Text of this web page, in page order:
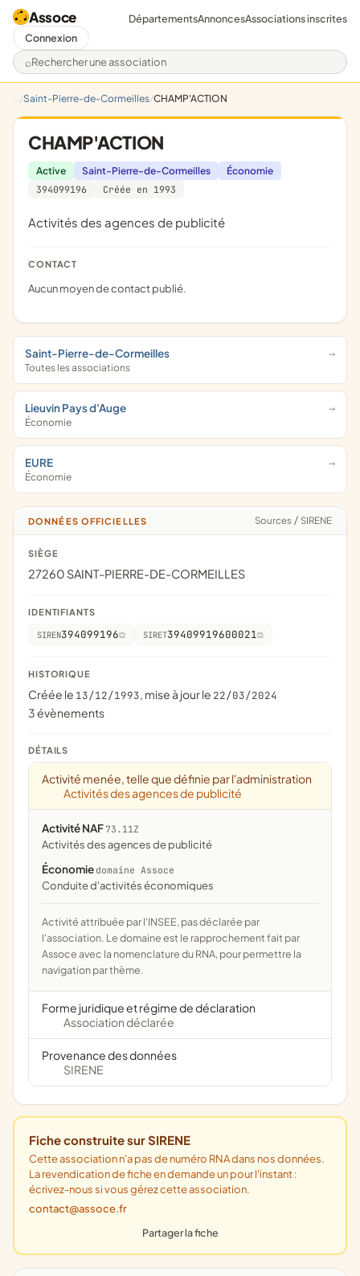
Assoce
Rechercher une association
DépartementsAnnoncesAssociations inscrites
Connexion
Saint-Pierre-de-Cormeilles CHAMP'ACTION
CHAMP'ACTION
Active Saint-Pierre-de-Cormeilles
Économie
394099196
Créée en 1993
Activités des agences de publicité
CONTACT
Aucun moyen de contact publié.
Saint-Pierre-de-Cormeilles
Toutes les associations
Lieuvin Pays d'Auge
Économie
EURE
Économie
DONNÉES OFFICIELLES Sources / SIRENE
SIÈGE
27260 SAINT-PIERRE-DE-CORMEILLES
IDENTIFIANTS
SIREN394099196 SIRET39409919600021
HISTORIQUE
Créée le 13/12/1993, mise à jour le 22/03/2024
3 évènements
DÉTAILS
Activité menée, telle que définie par l'administration
Activités des agences de publicité
Activité NAF 73.11Z
Activités des agences de publicité
Économie domaine Assoce
conduite d'activités économiques
Activité attribuée par l'INSEE, pas déclarée par
l'association. Le domaine est le rapprochement fait par
Assoce avec la nomenclature du RNA, pour permettre la
navigation par thème.
Forme juridique et régime de déclaration
Association déclarée
Provenance des données
SIRENE
Fiche construite sur SIRENE
Cette association n'a pas de numéro RNA dans nos données.
La revendication de fiche en demande un pour l'instant :
écrivez-nous si vous gérez cette association.
contact@assoce.fr
Partager la fiche